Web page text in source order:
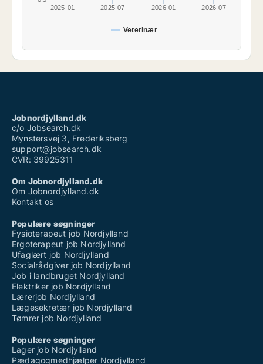
Veterinær
2025-01 2025-07 2026-01 2026-07
Jobnordjylland.dk
c/o Jobsearch.dk
Mynstersvej 3, Frederiksberg
support@jobsearch.dk
CVR: 39925311
Om Jobnordjylland.dk
Om Jobnordjylland.dk
Kontakt os
Populære søgninger
Fysioterapeut job Nordjylland
Ergoterapeut job Nordjylland
Ufaglært job Nordjylland
Socialrådgiver job Nordjylland
Job i landbruget Nordjylland
Elektriker job Nordjylland
Lærerjob Nordjylland
Lægesekretær job Nordjylland
Tømrer job Nordjylland
Populære søgninger
Lager job Nordjylland
Pædagogmedhjælper Nordjylland